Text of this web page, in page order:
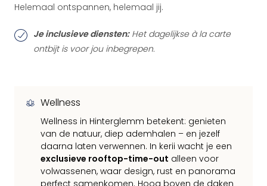
Helemaal ontspannen, helemaal jij.
Je inclusieve diensten:Het dagelijkse à la carte
ontbijt is voor jou inbegrepen.
Wellness
Wellness in Hinterglemm betekent: genieten
van de natuur, diep ademhalen – en jezelf
daarna laten verwennen. In kerii wacht je een
exclusieve rooftop-time-out alleen voor
volwassenen, waar design, rust en panorama
perfect samenkomen. Hoog boven de daken